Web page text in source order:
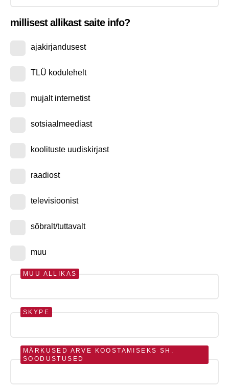
millisest allikast saite info?
ajakirjandusest
TLÜ kodulehelt
mujalt internetist
sotsiaalmeediast
koolituste uudiskirjast
raadiost
televisioonist
sõbralt/tuttavalt
muu
MUU ALLIKAS
SKYPE
MÄRKUSED ARVE KOOSTAMISEKS SH.
SOODUSTUSED